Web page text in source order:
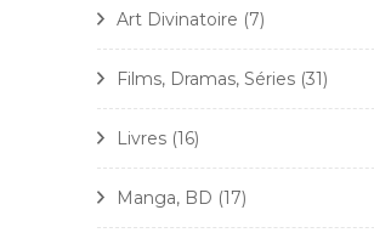
Art Divinatoire (7)
Films, Dramas, Séries (31)
Livres (16)
Manga, BD (17)